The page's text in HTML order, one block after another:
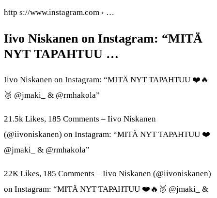
http s://www.instagram.com › …
Iivo Niskanen on Instagram: “MITÄ
NYT TAPAHTUU …
Iivo Niskanen on Instagram: “MITÄ NYT TAPAHTUU ❤️🔥
🥈 @jmaki_ & @rmhakola”
21.5k Likes, 185 Comments – Iivo Niskanen
(@iivoniskanen) on Instagram: “MITÄ NYT TAPAHTUU ❤️
@jmaki_ & @rmhakola”
22K Likes, 185 Comments – Iivo Niskanen (@iivoniskanen)
on Instagram: “MITÄ NYT TAPAHTUU ❤️🔥🥈 @jmaki_ &